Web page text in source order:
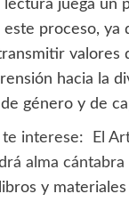
juega un
proceso, ya
valores
hacia la
género y de
te interese:
El
alma cántabra
y